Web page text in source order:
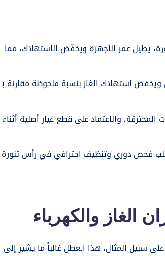
يطيل عمر الأجهزة ويخفّض الاستهلاك، مما
استهلاك الغاز بنسبة ملحوظة مقارنة ب
والاعتماد على قطع غيار أصلية أثناء
طلب فحص دوري وتنظيف احترافي في رأس تنورة
الغاز والكهرباء
سبيل المثال، هذا العطل غالباً ما يشير إلى